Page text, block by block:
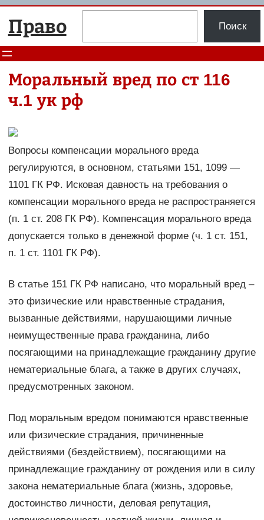
Перейти
Право Поиск
Моральный вред по ст 116
ч.1 ук рф
Вопросы компенсации морального вреда
регулируются, в основном, статьями 151, 1099 —
1101 ГК РФ. Исковая давность на требования о
компенсации морального вреда не распространяется
(п. 1 ст. 208 ГК РФ). Компенсация морального вреда
допускается только в денежной форме (ч. 1 ст. 151,
п. 1 ст. 1101 ГК РФ).
В статье 151 ГК РФ написано, что моральный вред –
это физические или нравственные страдания,
вызванные действиями, нарушающими личные
неимущественные права гражданина, либо
посягающими на принадлежащие гражданину другие
нематериальные блага, а также в других случаях,
предусмотренных законом.
Под моральным вредом понимаются нравственные
или физические страдания, причиненные
действиями (бездействием), посягающими на
принадлежащие гражданину от рождения или в силу
закона нематериальные блага (жизнь, здоровье,
достоинство личности, деловая репутация,